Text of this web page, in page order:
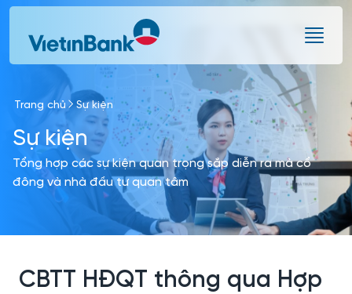
Skip to Main Content
Trang chủ Sự kiện
Sự kiện
Tổng hợp các sự kiện quan trọng sắp diễn ra mà cổ
đông và nhà đầu tư quan tâm
CBTT HĐQT thông qua Hợp